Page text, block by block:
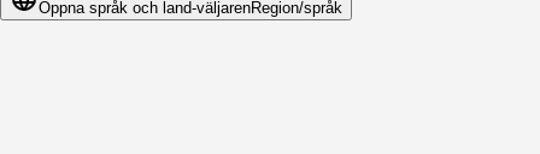
Öppna språk och land-väljarenRegion/språk